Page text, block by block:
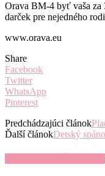
Orava BM-4 byť vaša za
darček pre nejedného
www.orava.eu
Share
Facebook
Twitter
WhatsApp
Pinterest
Predchádzajúci článok
Ďalší článokDetský